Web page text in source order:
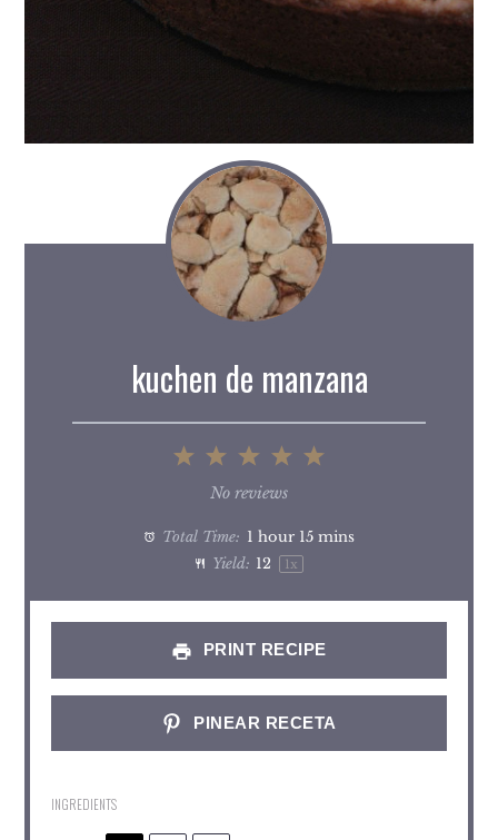
kuchen de manzana
5
4
3
Stars
2
Stars
1
Star
No reviews
Total Time: 1 hour 15 mins
Yield: 12 1x
PRINT RECIPE
PINEAR RECETA
INGREDIENTS